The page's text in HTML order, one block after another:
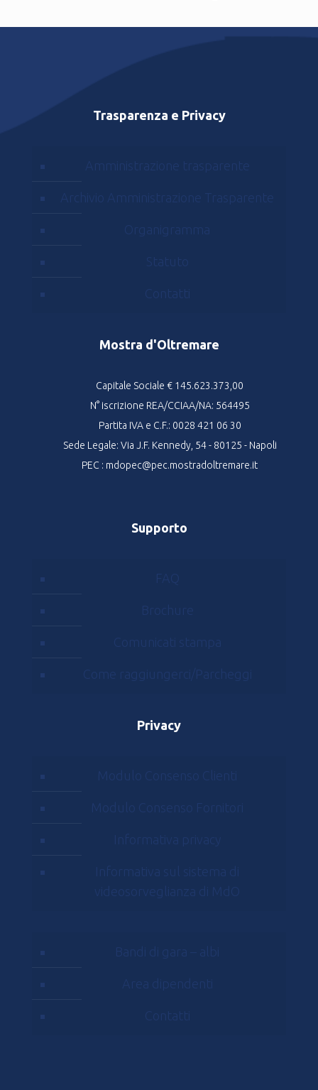
Trasparenza e Privacy
Amministrazione trasparente
Archivio Amministrazione Trasparente
Organigramma
Statuto
Contatti
Mostra d'Oltremare
Capitale Sociale € 145.623.373,00
N° iscrizione REA/CCIAA/NA: 564495
Partita IVA e C.F.: 0028 421 06 30
Sede Legale: Via J.F. Kennedy, 54 - 80125 - Napoli
PEC : mdopec@pec.mostradoltremare.it
Supporto
FAQ
Brochure
Comunicati stampa
Come raggiungerci/Parcheggi
Privacy
Modulo Consenso Clienti
Modulo Consenso Fornitori
Informativa privacy
Informativa sul sistema di
videosorveglianza di MdO
Bandi di gara – albi
Area dipendenti
Contatti